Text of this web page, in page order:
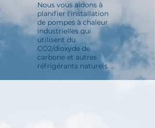
Nous vous aidons à
planifier l'installation
de pompes à chaleur
industrielles qui
utilisent du
CO2/dioxyde de
carbone et autres
réfrigérants naturels.